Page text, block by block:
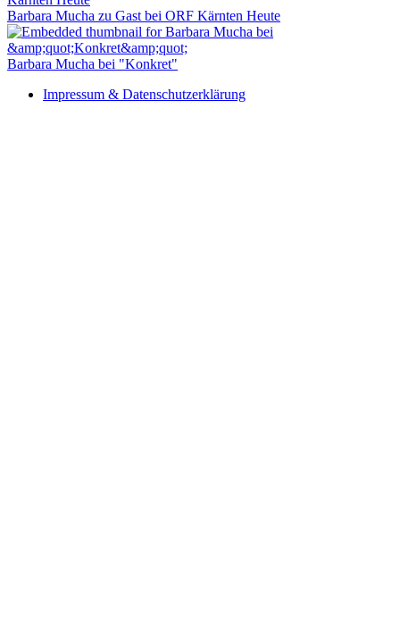
Barbara Mucha zu Gast bei ORF Kärnten Heute
Barbara Mucha bei "Konkret"
Impressum & Datenschutzerklärung